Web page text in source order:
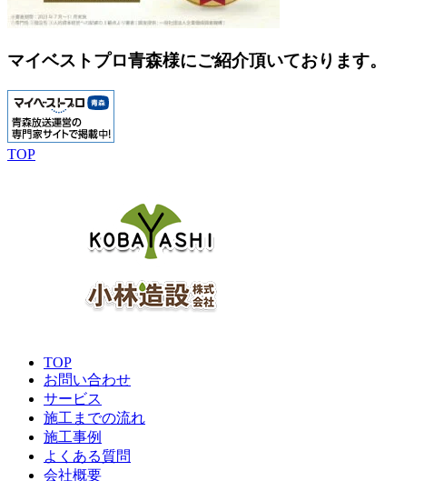
マイベストプロ青森様にご紹介頂いております。
TOP
TOP
お問い合わせ
サービス
施工までの流れ
施工事例
よくある質問
会社概要